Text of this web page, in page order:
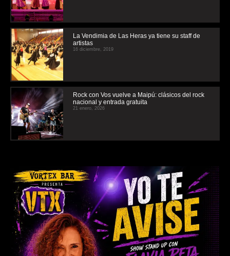
La Vendimia de Las Heras ya tiene su staff de
artistas
16 diciembre, 2019
Rock con Vos vuelve a Maipú: clásicos del rock
nacional y entrada gratuita
21 enero, 2026